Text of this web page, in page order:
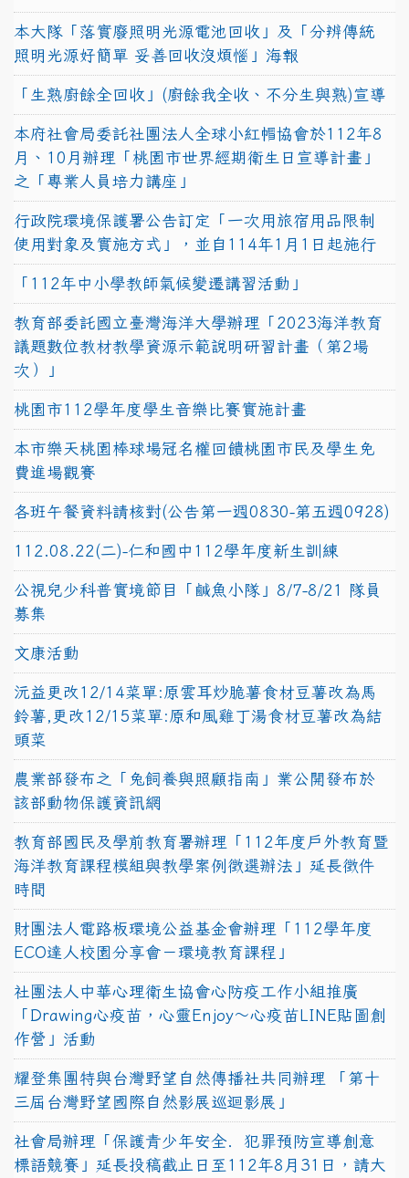
本大隊「落實廢照明光源電池回收」及「分辨傳統
照明光源好簡單 妥善回收沒煩惱」海報
「生熟廚餘全回收」(廚餘我全收、不分生與熟)宣導
本府社會局委託社團法人全球小紅帽協會於112年8
月、10月辦理「桃園市世界經期衛生日宣導計畫」
之「專業人員培力講座」
行政院環境保護署公告訂定「一次用旅宿用品限制
使用對象及實施方式」，並自114年1月1日起施行
「112年中小學教師氣候變遷講習活動」
教育部委託國立臺灣海洋大學辦理「2023海洋教育
議題數位教材教學資源示範說明研習計畫（第2場
次）」
桃園市112學年度學生音樂比賽實施計畫
本市樂天桃園棒球場冠名權回饋桃園市民及學生免
費進場觀賽
各班午餐資料請核對(公告第一週0830-第五週0928)
112.08.22(二)-仁和國中112學年度新生訓練
公視兒少科普實境節目「鹹魚小隊」8/7-8/21 隊員
募集
文康活動
沅益更改12/14菜單:原雲耳炒脆薯食材豆薯改為馬
鈴薯,更改12/15菜單:原和風雞丁湯食材豆薯改為結
頭菜
農業部發布之「兔飼養與照顧指南」業公開發布於
該部動物保護資訊網
教育部國民及學前教育署辦理「112年度戶外教育暨
海洋教育課程模組與教學案例徵選辦法」延長徵件
時間
財團法人電路板環境公益基金會辦理「112學年度
ECO達人校園分享會－環境教育課程」
社團法人中華心理衛生協會心防疫工作小組推廣
「Drawing心疫苗，心靈Enjoy〜心疫苗LINE貼圖創
作營」活動
耀登集團特與台灣野望自然傳播社共同辦理 「第十
三屆台灣野望國際自然影展巡迴影展」
社會局辦理「保護青少年安全．犯罪預防宣導創意
標語競賽」延長投稿截止日至112年8月31日，請大